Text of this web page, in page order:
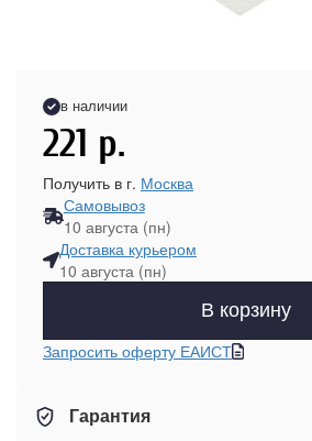
в наличии
221 р.
Получить в г. Москва
Самовывоз
10 августа (пн)
Доставка курьером
10 августа (пн)
В корзину
Запросить оферту ЕАИСТ
Гарантия